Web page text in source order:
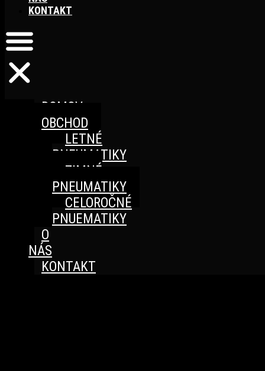
KONTAKT
DOMOV
OBCHOD
LETNÉ
PNEUMATIKY
ZIMNÉ
PNEUMATIKY
CELOROČNÉ
PNUEMATIKY
O
NÁS
KONTAKT